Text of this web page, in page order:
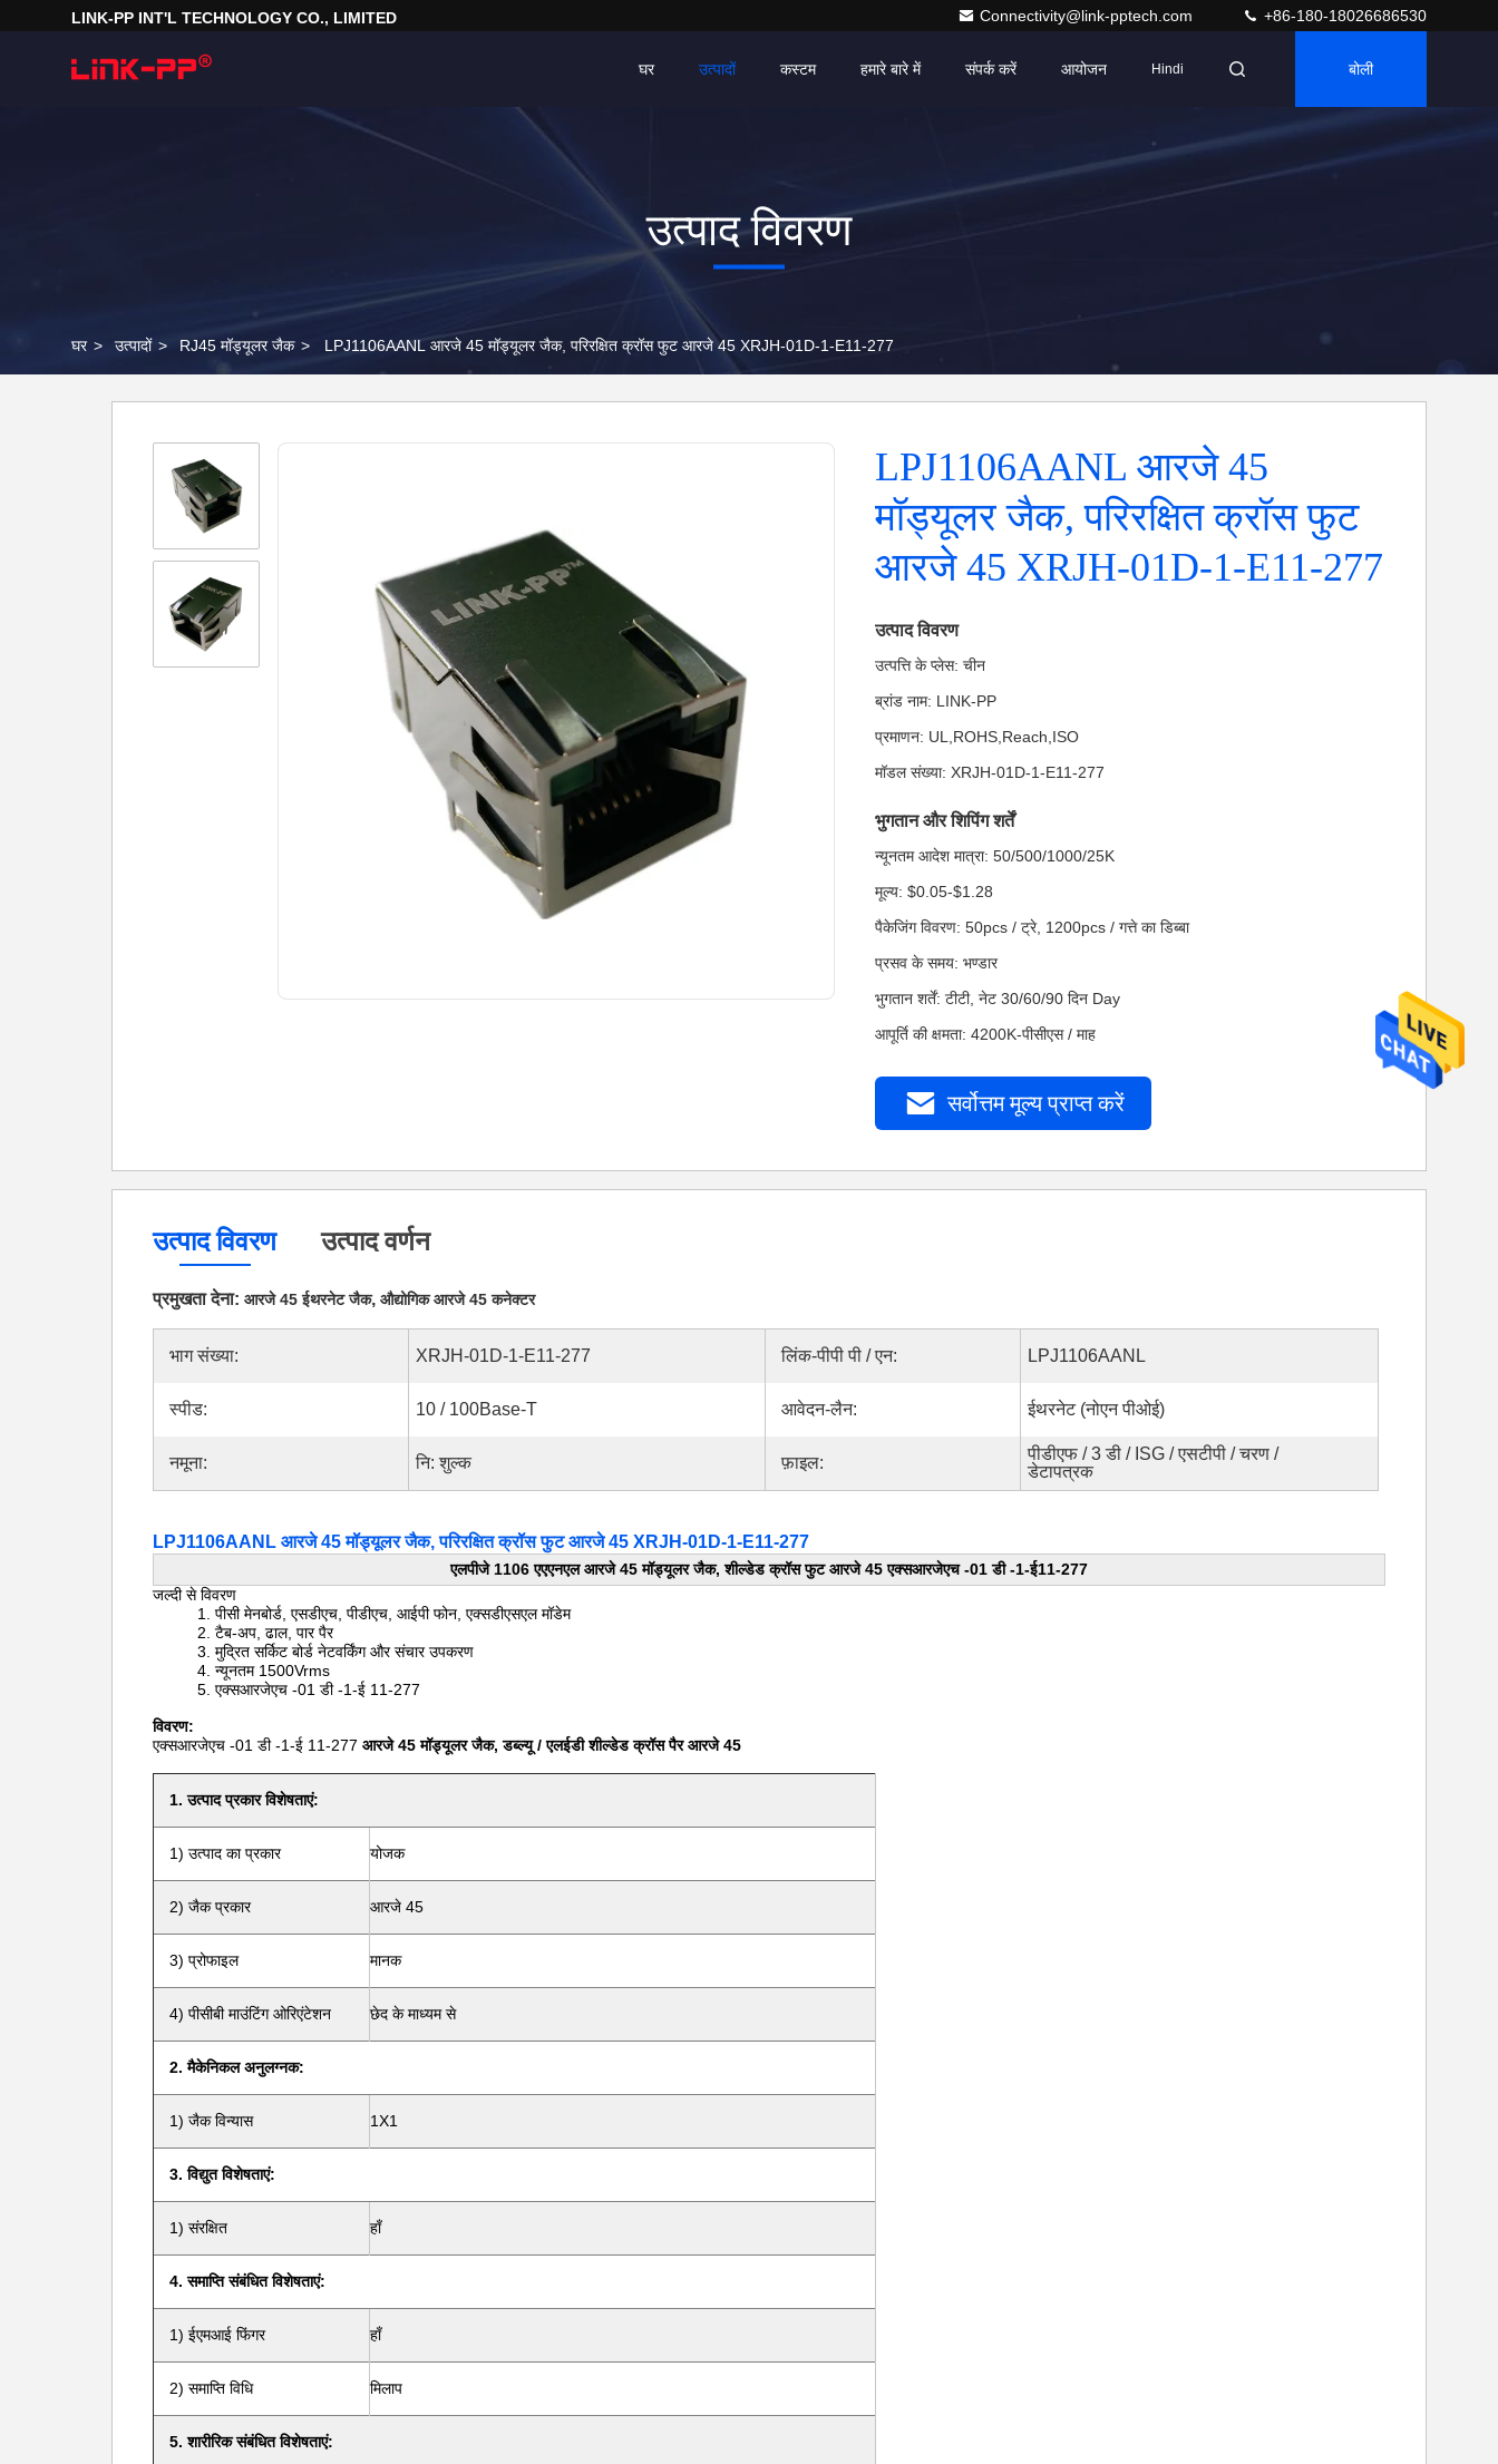
LINK-PP INT'L TECHNOLOGY CO., LIMITED Connectivity@link-pptech.com +86-180-18026686530
घर उत्पादों हमारे बारे में संपर्क करें आयोजन
कस्टम Hindi बोली
उत्पाद विवरण
घर > उत्पादों > RJ45 मॉड्यूलर जैक > LPJ1106AANL आरजे 45 मॉड्यूलर जैक, परिरक्षित क्रॉस फुट आरजे 45 XRJH-01D-1-E11-277
LPJ1106AANL आरजे 45
मॉड्यूलर जैक, परिरक्षित क्रॉस फुट
आरजे 45 XRJH-01D-1-E11-277
उत्पाद विवरण
उत्पत्ति के प्लेस: चीन
ब्रांड नाम: LINK-PP
प्रमाणन: UL,ROHS,Reach,ISO
मॉडल संख्या: XRJH-01D-1-E11-277
भुगतान और शिपिंग शर्तें
न्यूनतम आदेश मात्रा: 50/500/1000/25K
मूल्य: $0.05-$1.28
पैकेजिंग विवरण: 50pcs / ट्रे, 1200pcs / गत्ते का डिब्बा
प्रसव के समय: भण्डार
भुगतान शर्तें: टीटी, नेट 30/60/90 दिन Day
आपूर्ति की क्षमता: 4200K-पीसीएस / माह
सर्वोत्तम मूल्य प्राप्त करें
उत्पाद विवरण उत्पाद वर्णन
प्रमुखता देना: आरजे 45 ईथरनेट जैक, औद्योगिक आरजे 45 कनेक्टर
भाग संख्या: XRJH-01D-1-E11-277 लिंक-पीपी पी / एन: LPJ1106AANL
स्पीड: 10 / 100Base-T आवेदन-लैन: ईथरनेट (नोएन पीओई)
नमूना: नि: शुल्क फ़ाइल:
पीडीएफ / 3 डी / ISG / एसटीपी / चरण /
डेटापत्रक
LPJ1106AANL आरजे 45 मॉड्यूलर जैक, परिरक्षित क्रॉस फुट आरजे 45 XRJH-01D-1-E11-277
एलपीजे 1106 एएएनएल आरजे 45 मॉड्यूलर जैक, शील्डेड क्रॉस फुट आरजे 45 एक्सआरजेएच -01 डी -1-ई11-277
जल्दी से विवरण
1. पीसी मेनबोर्ड, एसडीएच, पीडीएच, आईपी फोन, एक्सडीएसएल मॉडेम
2. टैब-अप, ढाल, पार पैर
3. मुद्रित सर्किट बोर्ड नेटवर्किंग और संचार उपकरण
4. न्यूनतम 1500Vrms
5. एक्सआरजेएच -01 डी -1-ई 11-277
विवरण:
एक्सआरजेएच -01 डी -1-ई 11-277 आरजे 45 मॉड्यूलर जैक, डब्ल्यू / एलईडी शील्डेड क्रॉस पैर आरजे 45
1. उत्पाद प्रकार विशेषताएं:
1) उत्पाद का प्रकार योजक
2) जैक प्रकार आरजे 45
3) प्रोफाइल मानक
4) पीसीबी माउंटिंग ओरिएंटेशन छेद के माध्यम से
2. मैकेनिकल अनुलग्नक:
1) जैक विन्यास 1X1
3. विद्युत विशेषताएं:
1) संरक्षित हाँ
4. समाप्ति संबंधित विशेषताएं:
1) ईएमआई फिंगर हाँ
2) समाप्ति विधि मिलाप
5. शारीरिक संबंधित विशेषताएं: